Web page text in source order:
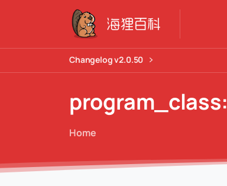
Changelog v2.0.50
program_class:
Home